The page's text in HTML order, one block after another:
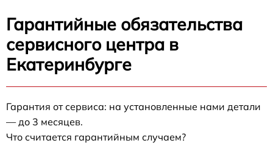
Гарантийные обязательства
сервисного центра в
Екатеринбурге
Гарантия от сервиса: на установленные нами детали
— до 3 месяцев.
Что считается гарантийным случаем?